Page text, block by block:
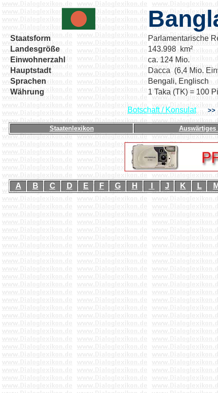
Staatsform
Parlamentarische
Landesgröße
143.998 km²
Einwohnerzahl
ca. 124 Mio.
Hauptstadt
Dacca (6,4 Mio.
Sprachen
Bengali, Englisch
Währung
1 Taka (TK) = 100
Botschaft / Konsulat
Staatenlexikon Auswärtiges
A B C D E F G H J K L